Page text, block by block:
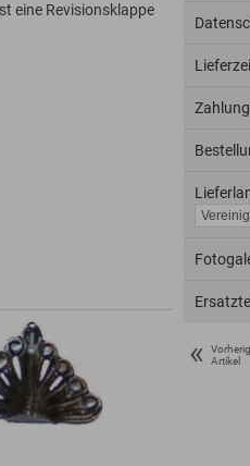
eine Revisionsklappe
«
Artikel